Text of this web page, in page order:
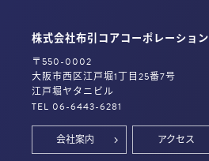
株式会社布引コアコーポレーション
〒550-0002
大阪市西区江戸堀1丁目25番7号
江戸堀ヤタニビル
TEL 06-6443-6281
会社案内 アクセス